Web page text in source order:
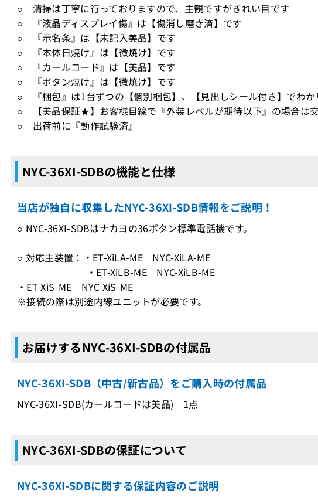
○ 清掃は丁寧に行っておりますので、主観ですがきれい目です
○ 『液晶ディスプレイ傷』は【傷消し磨き済】です
○ 『示名条』は【未記入美品】です
○ 『本体日焼け』は【微焼け】です
○ 『カールコード』は【美品】です
○ 『ボタン焼け』は【微焼け】です
○ 『梱包』は1台ずつの【個別梱包】、【見出しシール付き】でわか
○ 【美品保証★】お客様目線で『外装レベルが期待以下』の場合は
○ 出荷前に『動作試験済』
NYC-36XI-SDBの機能と仕様
当店が独自に収集したNYC-36XI-SDB情報をご説明！
○ NYC-36XI-SDBはナカヨの36ボタン標準電話機です。
○ 対応主装置：・ET-XiLA-ME NYC-XiLA-ME
・ET-XiLB-ME NYC-XiLB-ME
・ET-XiS-ME NYC-XiS-ME
※接続の際は別途内線ユニットが必要です。
お届けするNYC-36XI-SDBの付属品
NYC-36XI-SDB（中古/新古品）をご購入時の付属品
NYC-36XI-SDB(カールコードは美品) 1点
NYC-36XI-SDBの保証について
NYC-36XI-SDBに関する保証内容のご説明